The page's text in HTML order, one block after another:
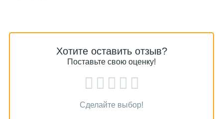
Хотите оставить отзыв?
Поставьте свою оценку!
Сделайте выбор!